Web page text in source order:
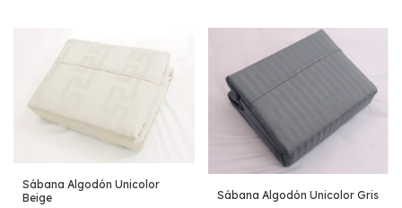
Sábana Algodón Unicolor
Beige
Sábana Algodón Unicolor Gris